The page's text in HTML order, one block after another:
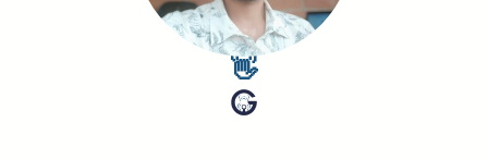
Hola👋 Soy Gustavo Adolfo Rodríguez Alonso